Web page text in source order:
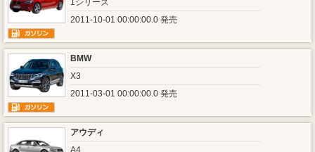
1シリーズ
2011-10-01 00:00:00.0 発売
BMW
X3
2011-03-01 00:00:00.0 発売
アウディ
A4